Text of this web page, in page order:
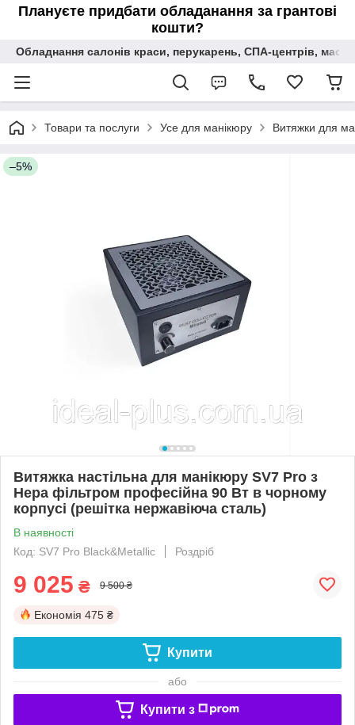
Плануєте придбати обладанання за грантові
кошти?
Обладнання салонів краси, перукарень, СПА-центрів,
Товари та послуги Усе для манікюру Витяжки для
–5%
Витяжка настільна для манікюру SV7 Pro з
Нера фільтром професійна 90 Вт в чорному
корпусі (решітка нержавіюча сталь)
В наявності
Код: SV7 Pro Black&Metallic
Роздріб
9 025 ₴ 9 500 ₴
Економія 475 ₴
Купити
або
Купити з